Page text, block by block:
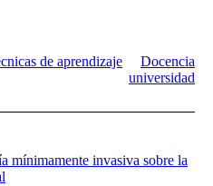
Docencia
de aprendizaje
universidad
mínimamente invasiva sobre la